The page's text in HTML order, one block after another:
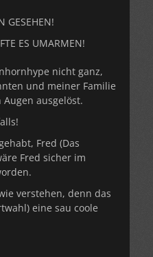
GESEHEN!
ES UMARMEN!
nicht ganz,
und meiner Familie
ausgelöst.
Fred (Das
Fred sicher im
verstehen, denn das
eine sau coole